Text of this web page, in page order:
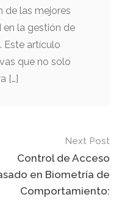
de las mejores
en la gestión de
Este artículo
que no solo
[…]
Next Post
Control de Acceso
en Biometría de
Comportamiento: